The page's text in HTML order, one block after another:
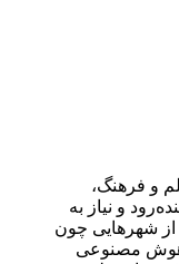
و فرهنگ،
و نیاز به
از شهرهایی چون
هوش مصنوعی